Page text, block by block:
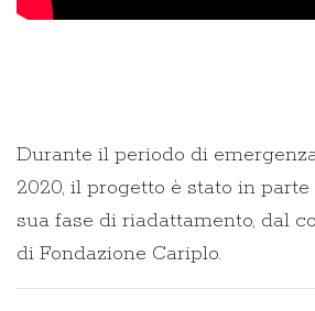
Durante il periodo di
2020, il progetto è stato in
sua fase di riadattamento, dal
di Fondazione Cariplo.